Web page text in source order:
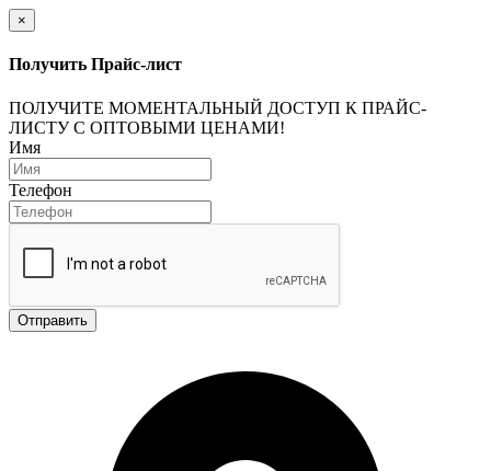
×
Получить Прайс-лист
ПОЛУЧИТЕ МОМЕНТАЛЬНЫЙ ДОСТУП К ПРАЙС-
ЛИСТУ С ОПТОВЫМИ ЦЕНАМИ!
Имя
Телефон
Отправить